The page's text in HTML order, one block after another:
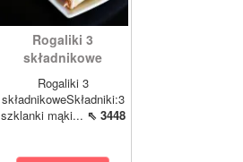
Rogaliki 3
składnikowe
Rogaliki 3
składnikoweSkładniki:3
szklanki mąki... ⇖ 3448